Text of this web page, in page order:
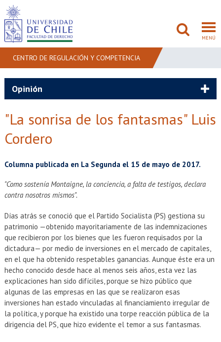
MENÚ
EXTENSIÓN
Académicos Estudiantes
Egresados Funcionarios
CENTRO DE REGULACIÓN Y COMPETENCIA
Opinión
"La sonrisa de los fantasmas" Luis
Cordero
Columna publicada en La Segunda el 15 de mayo de 2017.
"Como sostenía Montaigne, la conciencia, a falta de testigos, declara
contra nosotros mismos".
Días atrás se conoció que el Partido Socialista (PS) gestiona su
patrimonio —obtenido mayoritariamente de las indemnizaciones
que recibieron por los bienes que les fueron requisados por la
dictadura— por medio de inversiones en el mercado de capitales,
en el que ha obtenido respetables ganancias. Aunque éste era un
hecho conocido desde hace al menos seis años, esta vez las
explicaciones han sido difíciles, porque se hizo público que
algunas de las empresas en las que se realizaron esas
inversiones han estado vinculadas al financiamiento irregular de
la política, y porque ha existido una torpe reacción pública de la
dirigencia del PS, que hizo evidente el temor a sus fantasmas.